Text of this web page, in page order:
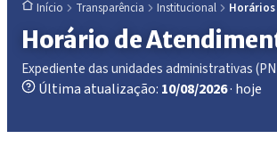
Início Transparência Institucional Horários
Horário de
Expediente das unidades administrativas
Última atualização: 10/08/2026· hoje